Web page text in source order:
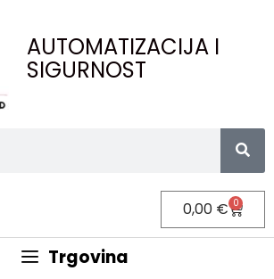
AUTOMATIZACIJA I
SIGURNOST
0,00 € 0
Trgovina